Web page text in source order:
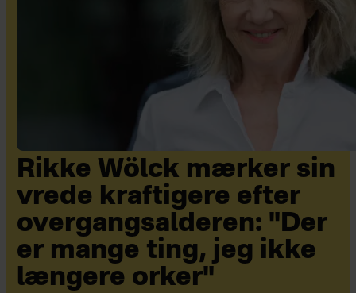
Rikke Wölck mærker sin
vrede kraftigere efter
overgangsalderen: "Der
er mange ting, jeg ikke
længere orker"